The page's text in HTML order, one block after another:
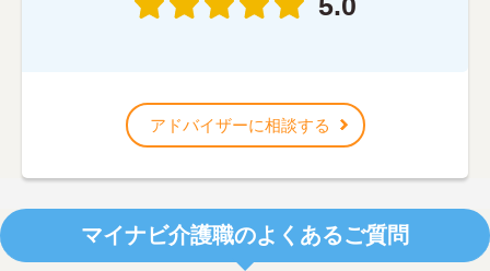
アドバイザーに相談する
マイナビ介護職のよくあるご質問